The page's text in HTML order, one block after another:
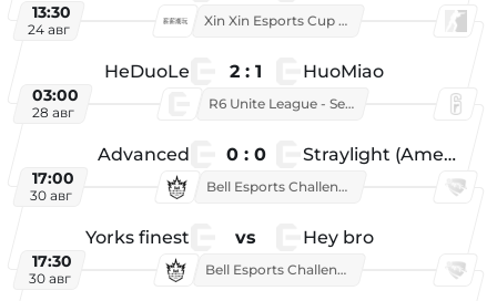
13:30
24 авг
Xin Xin Esports Cup 2026
HeDuoLe 2 : 1 HuoMiao
03:00
28 авг
R6 Unite League - Season 1
Advanced 0 : 0 Straylight (American team)
17:00
30 авг
Bell Esports Challenge 2026
Yorks finest vs Hey bro
17:30
30 авг
Bell Esports Challenge 2026